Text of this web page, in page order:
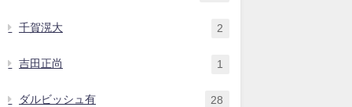
千賀滉大 2
吉田正尚 1
ダルビッシュ有 28